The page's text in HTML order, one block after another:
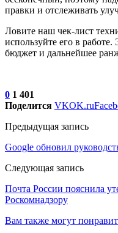
правки и отслеживать
Ловите наш чек-лист
используйте его в
бюджет и дальнейшее
0 1 401
Поделится VKOK.ru
Предыдущая запись
Google обновил
Следующая запись
Почта России пояснила
Роскомнадзору
Вам также могут